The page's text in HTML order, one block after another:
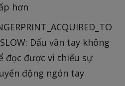
hơn
Dấu vân tay không
đọc được vì thiếu sự
động ngón tay